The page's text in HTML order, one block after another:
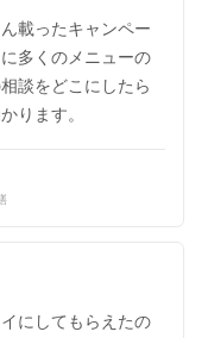
載ったキャンペー
多くのメニューの
談をどこにしたら
ります。
にしてもらえたの